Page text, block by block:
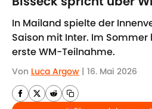
In Mailand spielte der
Saison mit Inter. Im Sommer
erste WM-Teilnahme.
Von Luca Argow | 16. Mai 2026